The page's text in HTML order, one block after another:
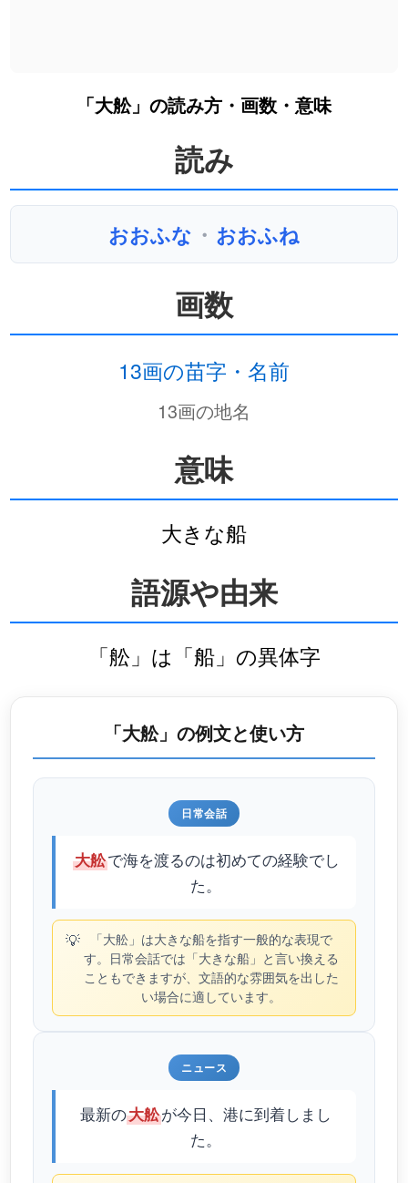
「大舩」の読み方・画数・意味
読み
おおふな ・ おおふね
画数
13画の苗字・名前
13画の地名
意味
大きな船
語源や由来
「舩」は「船」の異体字
「大舩」の例文と使い方
日常会話
大舩で海を渡るのは初めての経験でし
た。
💡
「大舩」は大きな船を指す一般的な表現で
す。日常会話では「大きな船」と言い換える
こともできますが、文語的な雰囲気を出した
い場合に適しています。
ニュース
最新の大舩が今日、港に到着しまし
た。